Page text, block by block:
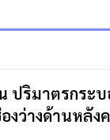
ริมาตรกระ
ว่างด้านหลัง